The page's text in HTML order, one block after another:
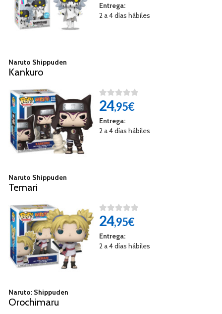
Entrega:
2 a 4 días hábiles
Naruto Shippuden
Kankuro
24,95€
Entrega:
2 a 4 días hábiles
Naruto Shippuden
Temari
24,95€
Entrega:
2 a 4 días hábiles
Naruto: Shippuden
Orochimaru